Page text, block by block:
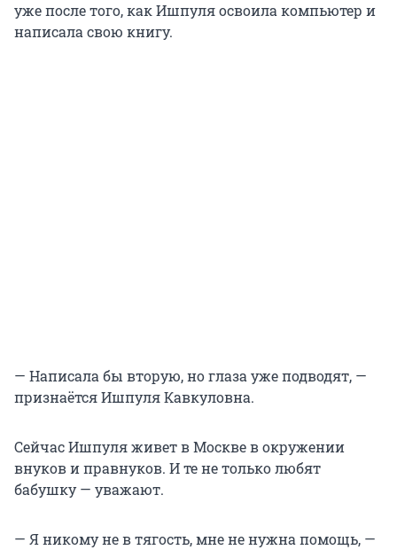
уже после того, как Ишпуля освоила компьютер и
написала свою книгу.
— Написала бы вторую, но глаза уже подводят, —
признаётся Ишпуля Кавкуловна.
Сейчас Ишпуля живет в Москве в окружении
внуков и правнуков. И те не только любят
бабушку — уважают.
— Я никому не в тягость, мне не нужна помощь, —